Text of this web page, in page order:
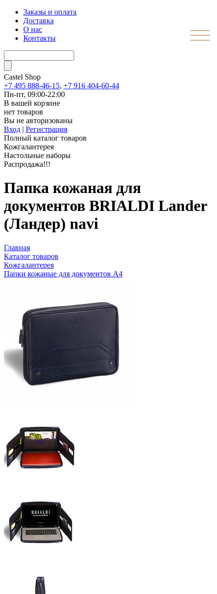
Заказы и оплата
Доставка
О нас
Контакты
Castel Shop
+7 495 888-46-15, +7 916 404-60-44
Пн-пт, 09:00-22:00
В вашей корзине
нет товаров
Вы не авторизованы
Вход | Регистрация
Полный каталог товаров
Кожгалантерея
Настольные наборы
Распродажа!!!
Папка кожаная для
документов BRIALDI Lander
(Ландер) navi
Главная
Каталог товаров
Кожгалантерея
Папки кожаные для документов А4